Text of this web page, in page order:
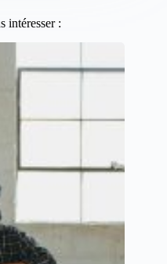
intéresser :